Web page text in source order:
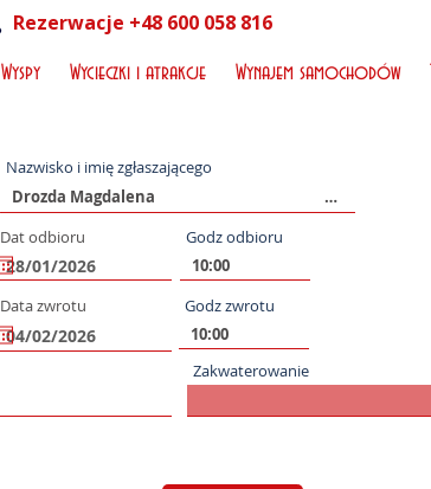
Rezerwacje +48 600 058 816
Wyspy Wycieczki i atrakcje Wynajem samochodów
Nazwisko i imię zgłaszającego
Dat odbioru Godz odbioru
Data zwrotu Godz zwrotu
Zakwaterowanie